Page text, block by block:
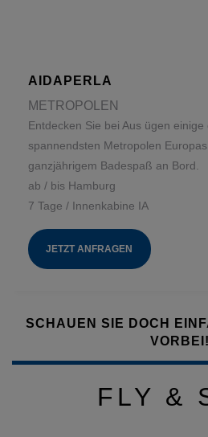
AIDAPERLA
METROPOLEN
Entdecken Sie bei Aus ügen einige
spannendsten Metropolen
ganzjährigem Badespaß an Bord.
ab / bis Hamburg
7 Tage / Innenkabine IA
JETZT ANFRAGEN
SCHAUEN SIE DOCH
VORBEI!
FLY &